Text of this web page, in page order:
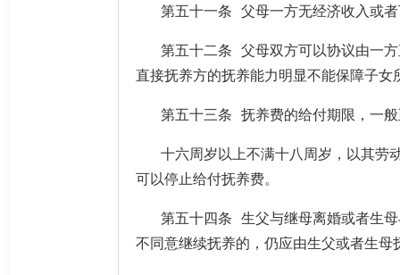
第五十一条 父母一方无经济收入或
第五十二条 父母双方可以协议由一
直接抚养方的抚养能力明显不能保障子
第五十三条 抚养费的给付期限，一
十六周岁以上不满十八周岁，以其劳
可以停止给付抚养费。
第五十四条 生父与继母离婚或者生
不同意继续抚养的，仍应由生父或者生母